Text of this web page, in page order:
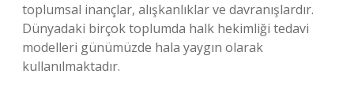
toplumsal inançlar, alışkanlıklar ve davranışlardır.
Dünyadaki birçok toplumda halk hekimliği tedavi
modelleri günümüzde hala yaygın olarak
kullanılmaktadır.